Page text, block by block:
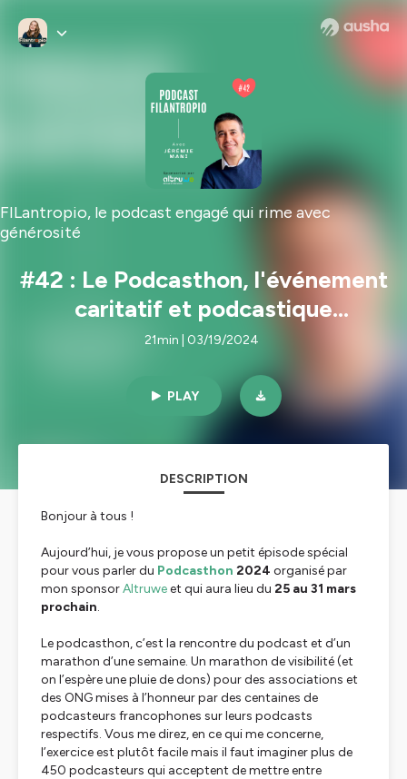
FILantropio, le podcast engagé qui rime avec
générosité
#42 : Le Podcasthon, l'événement
caritatif et podcastique
incontournable sur la scène
Altruwe
21min | 03/19/2024
PLAY
DESCRIPTION
Bonjour à tous !
Aujourd’hui, je vous propose un petit épisode spécial
pour vous parler du Podcasthon 2024 organisé par
mon sponsorAltruweet qui aura lieu du 25 au 31 mars
prochain.
Le podcasthon, c’est la rencontre du podcast et d’un
marathon d’une semaine. Un marathon de visibilité (et
on l’espère une pluie de dons) pour des associations et
des ONG mises à l’honneur par des centaines de
podcasteurs francophones sur leurs podcasts
respectifs. Vous me direz, en ce qui me concerne,
l’exercice est plutôt facile mais il faut imaginer plus de
450 podcasteurs qui acceptent de mettre entre